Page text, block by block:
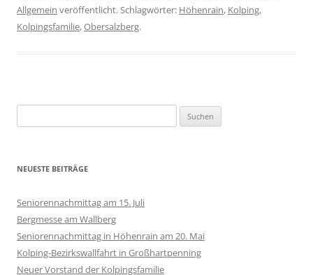
Allgemein veröffentlicht. Schlagwörter: Höhenrain, Kolping,
Kolpingsfamilie,Obersalzberg.
nach:
NEUESTE BEITRÄGE
Seniorennachmittag am 15. Juli
Bergmesse am Wallberg
Seniorennachmittag in Höhenrain am 20. Mai
Kolping-Bezirkswallfahrt in Großhartpenning
Neuer Vorstand der Kolpingsfamilie